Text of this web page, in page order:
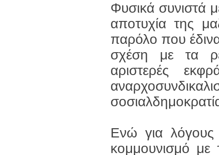
Φυσικά συνιστά
αποτυχία της
παρόλο που
σχέση με τα
αριστερές
Ενώ για
κομμουνισμό με